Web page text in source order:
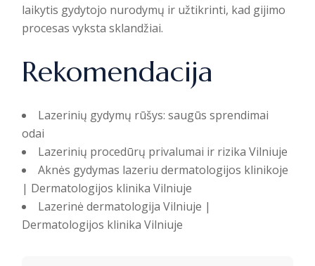
laikytis gydytojo nurodymų ir užtikrinti, kad gijimo
procesas vyksta sklandžiai.
Rekomendacija
Lazerinių gydymų rūšys: saugūs sprendimai
odai
Lazerinių procedūrų privalumai ir rizika Vilniuje
Aknės gydymas lazeriu dermatologijos klinikoje
| Dermatologijos klinika Vilniuje
Lazerinė dermatologija Vilniuje |
Dermatologijos klinika Vilniuje